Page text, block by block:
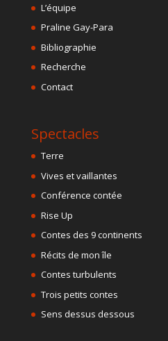
L’équipe
Praline Gay-Para
Bibliographie
Recherche
Contact
Spectacles
Terre
Vives et vaillantes
Conférence contée
Rise Up
Contes des 9 continents
Récits de mon île
Contes turbulents
Trois petits contes
Sens dessus dessous